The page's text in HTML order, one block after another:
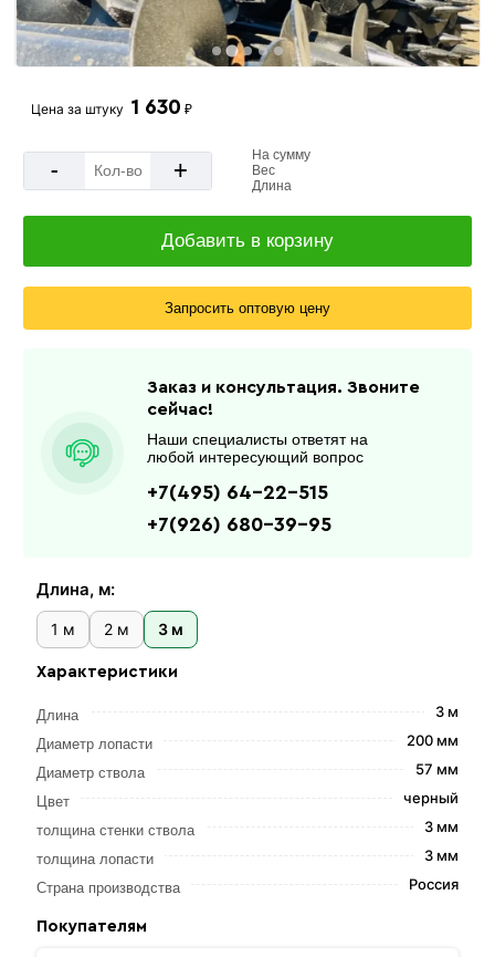
Длина, м:
1 м 2 м 3 м
Характеристики
Длина 3 м
Диаметр лопасти 200 мм
Диаметр ствола 57 мм
Цвет черный
толщина стенки ствола 3 мм
толщина лопасти 3 мм
Страна производства Россия
Покупателям
Цена за штуку 1 630 ₽
- +
На сумму
Вес
Длина
Добавить в корзину
Запросить оптовую цену
Заказ и консультация. Звоните
сейчас!
Наши специалисты ответят на
любой интересующий вопрос
+7(495) 64-22-515
+7(926) 680-39-95